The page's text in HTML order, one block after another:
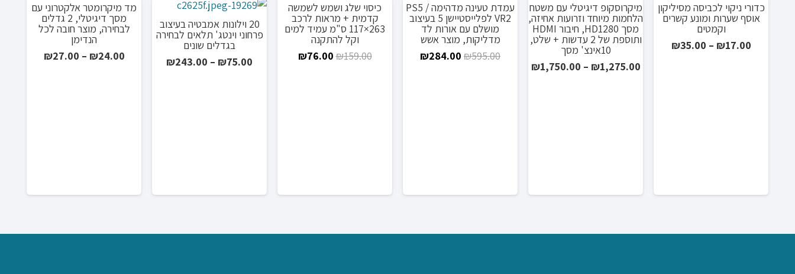
מבצע!
כדורי ניקוי לכביסה מסיליקון
אוסף שערות ומונע קשרים
וקמטים
₪17.00
–
₪35.00
מחירים:
מבצע!
מיקרוסקופ דיגיטלי עם משטח
הלחמות מיוחד וזרועות אחיזה,
מסך HD1280, חיבור HDMI
ותוספת של 2 עדשות + שלט,
10אינצ' מסך
₪1,275.00
–
₪1,750.00
מבצע! עמדת טעינה מדהימה PS5 /
VR2 לפלייסטיישן 5 בעיצוב
מושלם עם אורות לד
מדליקות, מוצר אשש
₪595.00
המחיר ₪284.00
מבצע!
כיסוי שלג ושמש לשמשה
קדמית + מראות לרכב
263×117 ס"מ עמיד למים
וקל להתקנה
₪159.00
המחיר₪76.00
20 וילונות אמבטיה בעיצוב
פרחוני וינטג' תלאים לבחירה
בגדלים שונים
₪75.00
–
₪243.00
מבצע!
מד מיקרומטר אלקטרוני עם
מסך דיגיטלי, 2 גדלים
לבחירה, מוצר חובה לכל
הנדימן
₪24.00
–
₪27.00